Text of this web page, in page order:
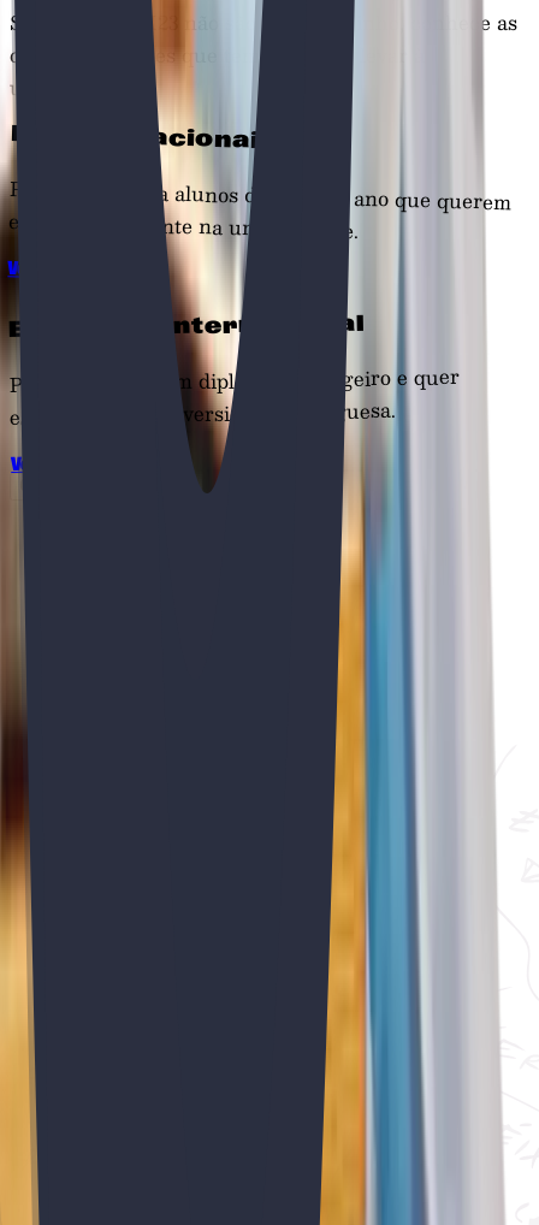
Se as Provas M23 não são o teu caminho, conhece as
outras formações que temos para te levar à
universidade.
Exames Nacionais
Preparação para alunos do 11º e 12º ano que querem
entrar diretamente na universidade.
Ver mais
Estudante internacional
Para quem tem um diploma estrangeiro e quer
estudar numa universidade portuguesa.
Ver mais